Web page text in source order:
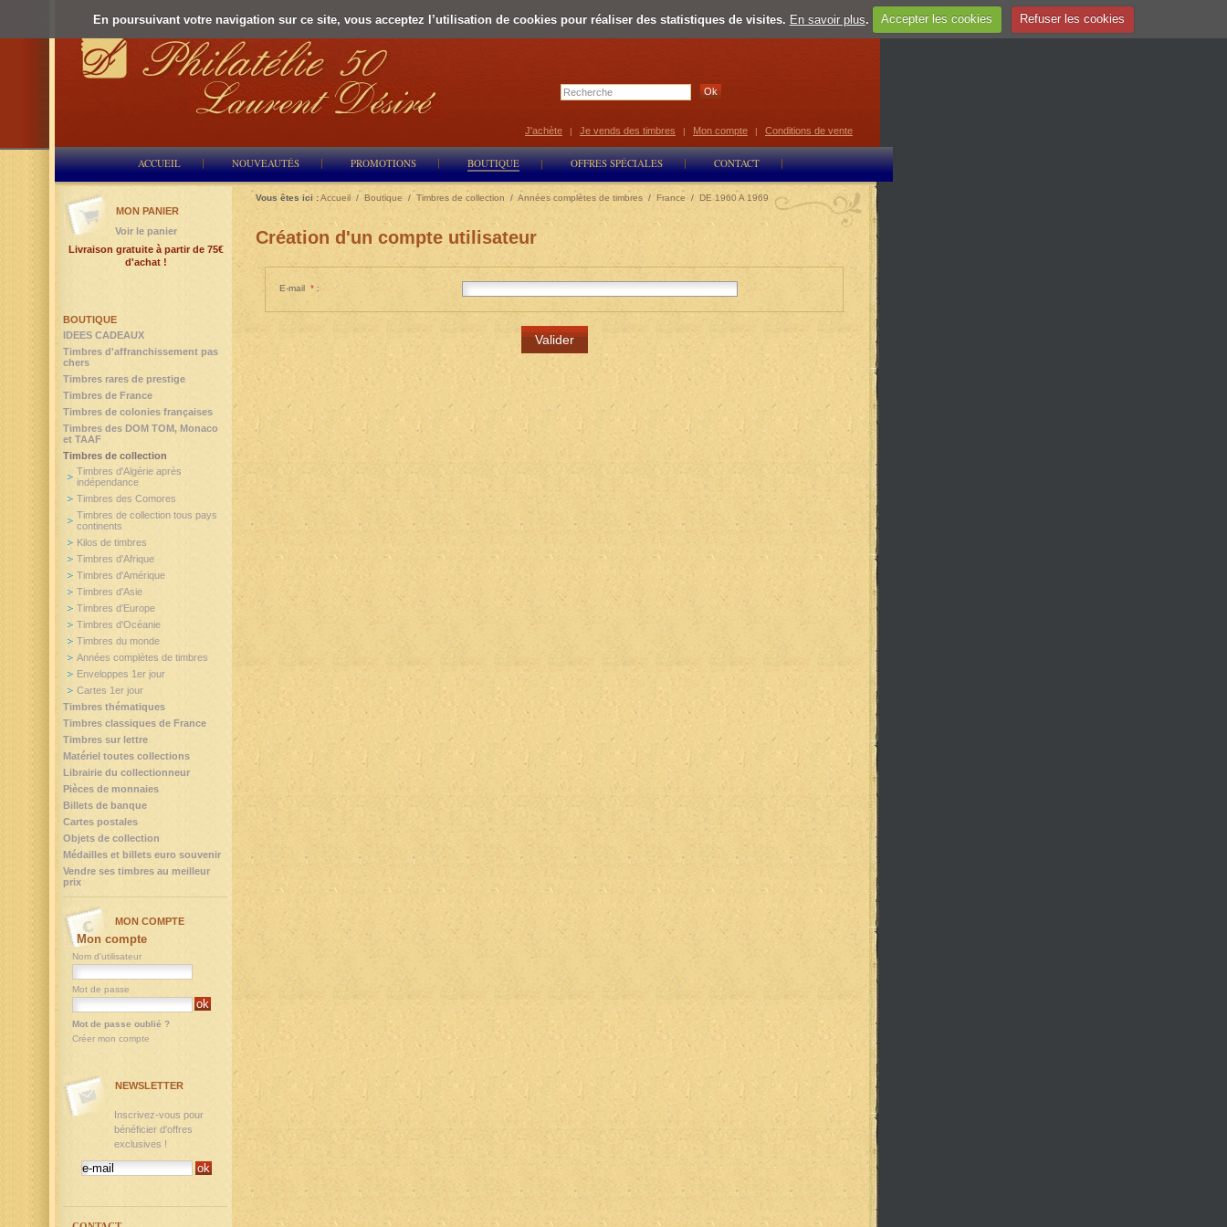
En poursuivant votre navigation sur ce site, vous acceptez l’utilisation de cookies pour réaliser des statistiques de visites. En savoir plus. Accepter les cookies Refuser les cookies
Select Language ▼
ACCUEIL NOUVEAUTÉS PROMOTIONS BOUTIQUE OFFRES SPÉCIALES CONTACT
J'achète | Je vends des timbres | Mon compte | Conditions de vente
Vous êtes ici :Accueil / Boutique /Timbres de collection / Années complètes de timbres / France / DE 1960 A 1969
Création d'un compte utilisateur
E-mail * :
BOUTIQUE
IDEES CADEAUX
Timbres d'affranchissement pas
chers
Timbres rares de prestige
Timbres de France
Timbres de colonies françaises
Timbres des DOM TOM, Monaco
et TAAF
Timbres de collection
Timbres d'Algérie après
indépendance
Timbres des Comores
Timbres de collection tous pays
continents
Kilos de timbres
Timbres d'Afrique
Timbres d'Amérique
Timbres d'Asie
Timbres d'Europe
Timbres d'Océanie
Timbres du monde
Années complètes de timbres
Enveloppes 1er jour
Cartes 1er jour
Timbres thématiques
Timbres classiques de France
Timbres sur lettre
Matériel toutes collections
Librairie du collectionneur
Pièces de monnaies
Billets de banque
Cartes postales
Objets de collection
Médailles et billets euro souvenir
Vendre ses timbres au meilleur
prix
MON PANIER
Voir le panier
Livraison gratuite à partir de 75€
d'achat !
MON COMPTE
Mon compte
Nom d'utilisateur
Mot de passe
Mot de passe oublié ?
Créer mon compte
NEWSLETTER
Inscrivez-vous pour
bénéficier d'offres
exclusives !